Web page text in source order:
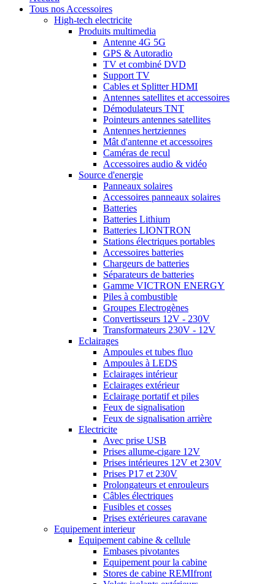
Tous nos Accessoires
High-tech electricite
Produits multimedia
Antenne 4G 5G
GPS & Autoradio
TV et combiné DVD
Support TV
Cables et Splitter HDMI
Antennes satellites et accessoires
Démodulateurs TNT
Pointeurs antennes satellites
Antennes hertziennes
Mât d'antenne et accessoires
Caméras de recul
Accessoires audio & vidéo
Source d'energie
Panneaux solaires
Accessoires panneaux solaires
Batteries
Batteries Lithium
Batteries LIONTRON
Stations électriques portables
Accessoires batteries
Chargeurs de batteries
Séparateurs de batteries
Gamme VICTRON ENERGY
Piles à combustible
Groupes Electrogènes
Convertisseurs 12V - 230V
Transformateurs 230V - 12V
Eclairages
Ampoules et tubes fluo
Ampoules à LEDS
Eclairages intérieur
Eclairages extérieur
Eclairage portatif et piles
Feux de signalisation
Feux de signalisation arrière
Electricite
Avec prise USB
Prises allume-cigare 12V
Prises intérieures 12V et 230V
Prises P17 et 230V
Prolongateurs et enrouleurs
Câbles électriques
Fusibles et cosses
Prises extérieures caravane
Equipement interieur
Equipement cabine & cellule
Embases pivotantes
Equipement pour la cabine
Stores de cabine REMIfront